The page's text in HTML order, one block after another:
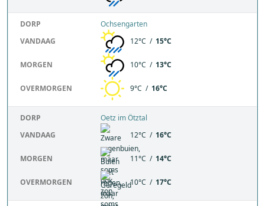
DORP
Ochsengarten
VANDAAG
12°C / 15°C
MORGEN 10°C / 13°C
OVERMORGEN 9°C / 16°C
DORP
Oetz im Ötztal
VANDAAG
12°C / 16°C
MORGEN 11°C / 14°C
OVERMORGEN 10°C / 17°C